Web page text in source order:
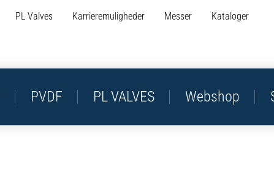
PL Valves Karrieremuligheder Messer Kataloger
PVDF PL VALVES Webshop